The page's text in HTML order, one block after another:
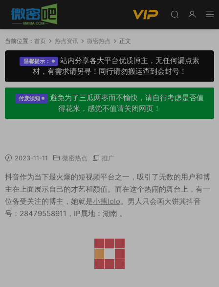
当前位置： 首页 热点资讯 微密热点 正文
温馨提示：
站内分享各大平台优质博主，无任何漏点素
材，有需求请另寻！同行请勿搬运查到会封号！
付废须知
避免为了三瓜两枣而不愉快，请自行考虑是否值
得花米，感觉不值请关闭网页！
2023-11-11 微密热点 推广
抖音作为当下最火爆的短视频平台之一，吸引了无数的用户和博
主在上面展示自己的才艺和颜值。而在这个热闹的舞台上，有一
位备受关注的博主，她就是小熊lolo。男人只会画大饼其抖音
号：28479558911，IP属地：湖南 。